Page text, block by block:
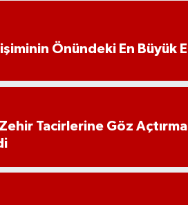
Önündeki En Büyük
Tacirlerine Göz